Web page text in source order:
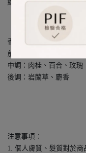
織綿密出了那纖細而浪漫
香調：玫瑰花香調
前調：榛果葉、杏仁油
中調：肉桂、百合、玫瑰
後調：岩蘭草、麝香
注意事項︰
1. 個人膚質、髮質對於